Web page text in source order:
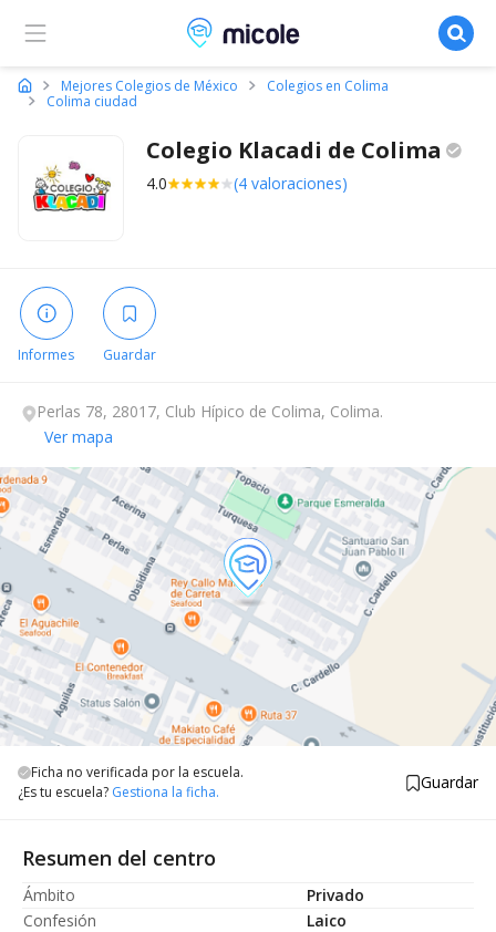
Micole, buscador de colegios
Mejores Colegios de México
Colegios en Colima
Colima ciudad
Colegio Klacadi de Colima
4.0 (4 valoraciones)
Informes Guardar
Perlas 78, 28017, Club Hípico de Colima, Colima.
Ver mapa
Ficha no verificada por la escuela.
¿Es tu escuela? Gestiona la ficha. Guardar
Resumen del centro
Ámbito
Privado
Confesión
Laico